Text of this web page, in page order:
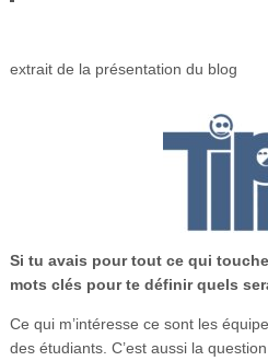
extrait de la présentation du blog
Si tu avais pour tout ce qui
mots clés pour te définir quels
Ce qui m’intéresse ce sont les
des étudiants. C’est aussi la